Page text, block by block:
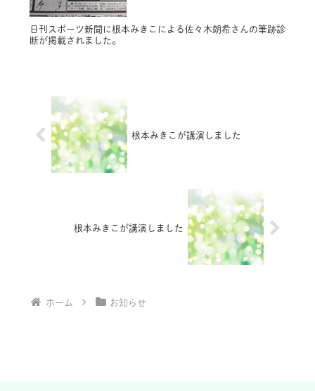
日刊スポーツ新聞に根本みきこによる佐々木朗希さんの筆跡診
断が掲載されました。
根本みきこが講演しました
根本みきこが講演しました
ホーム お知らせ